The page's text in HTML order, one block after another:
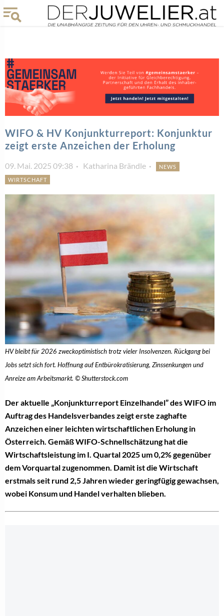
WIFO & HV Konjunkturreport: Konjunktur
zeigt erste Anzeichen der Erholung
09. Mai. 2025 09:38 Katharina Brändle
NEWS
WIRTSCHAFT
HV bleibt für 2026 zweckoptimistisch trotz vieler Insolvenzen. Rückgang bei
Jobs setzt sich fort. Hoffnung auf Entbürokratisierung, Zinssenkungen und
Anreize am Arbeitsmarkt. © Shutterstock.com
Der aktuelle „Konjunkturreport Einzelhandel” des WIFO im
Auftrag des Handelsverbandes zeigt erste zaghafte
Anzeichen einer leichten wirtschaftlichen Erholung in
Österreich. Gemäß WIFO-Schnellschätzung hat die
Wirtschaftsleistung im I. Quartal 2025 um 0,2% gegenüber
dem Vorquartal zugenommen. Damit ist die Wirtschaft
erstmals seit rund 2,5 Jahren wieder geringfügig gewachsen,
wobei Konsum und Handel verhalten blieben.